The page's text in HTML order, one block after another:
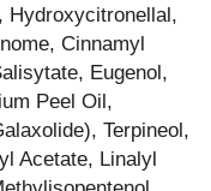
Hydroxycitronellal,
Cinnamyl
Eugenol,
Peel Oil,
Terpineol,
Acetate, Linalyl